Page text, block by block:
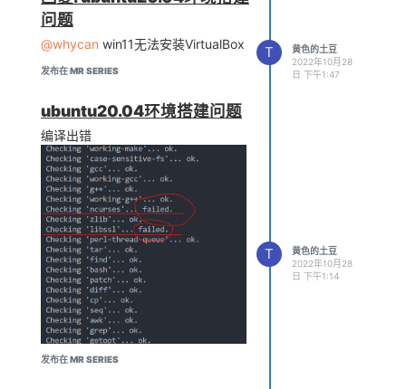
问题
@whycan win11无法安装VirtualBox
发布在 MR SERIES
T
黄色的土豆
2022年10月28
日 下午1:47
ubuntu20.04环境搭建问题
编译出错
发布在 MR SERIES
T
黄色的土豆
2022年10月28
日 下午1:14